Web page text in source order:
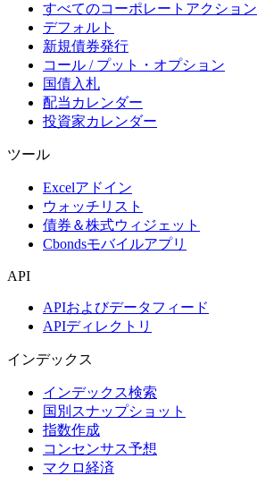
すべてのコーポレートアクション
デフォルト
新規債券発行
コール / プット・オプション
国債入札
配当カレンダー
投資家カレンダー
ツール
Excelアドイン
ウォッチリスト
債券＆株式ウィジェット
Cbondsモバイルアプリ
API
APIおよびデータフィード
APIディレクトリ
インデックス
インデックス検索
国別スナップショット
指数作成
コンセンサス予想
マクロ経済